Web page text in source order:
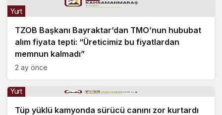
TZOB Başkanı Bayraktar’dan TMO’nun hububat
alım fiyata tepti: “Üreticimiz bu fiyatlardan
memnun kalmadı”
Yurt
2 ay önce
Tüp yüklü kamyonda sürücü canını zor kurtardı
Yurt